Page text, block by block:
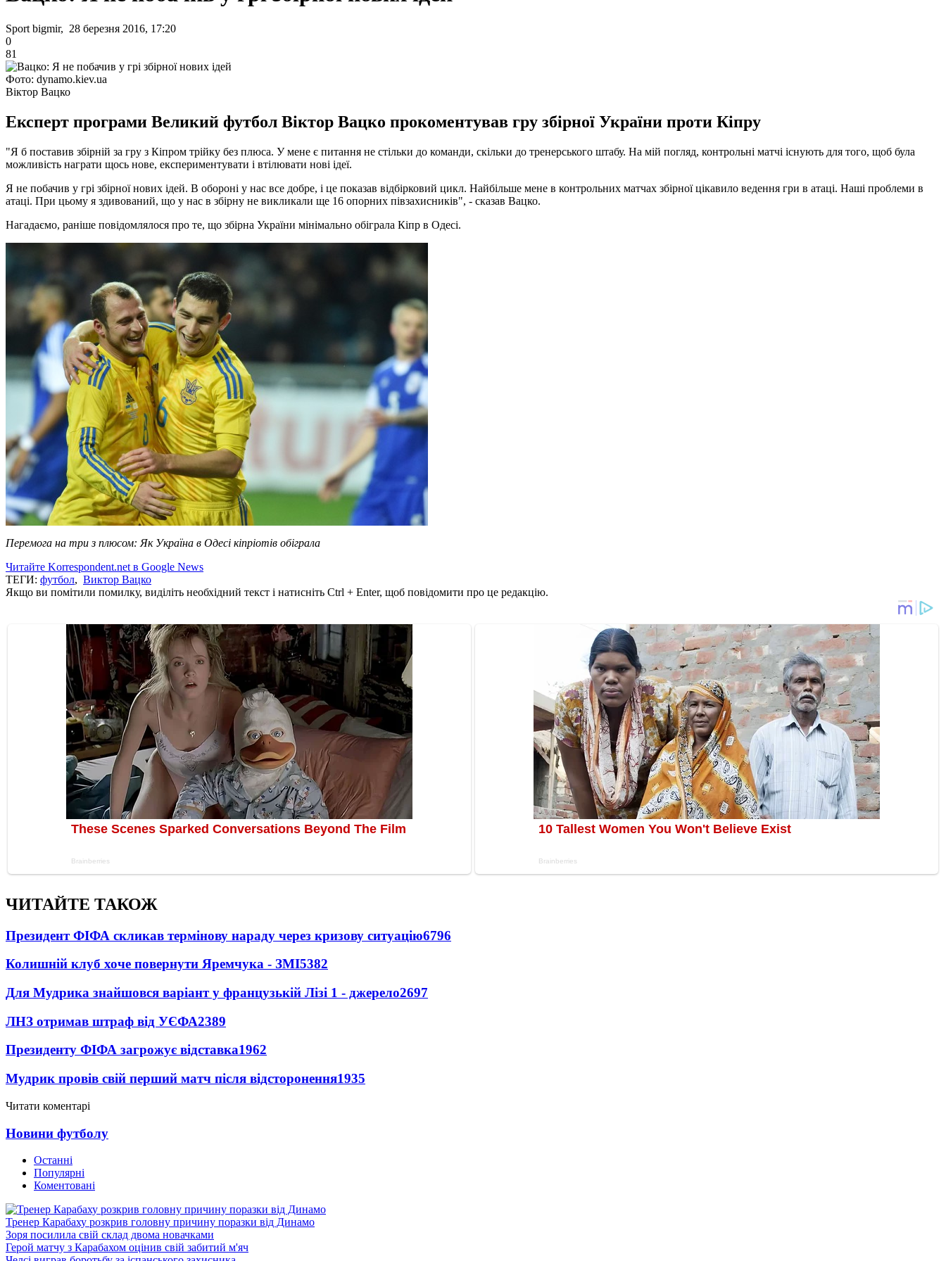
Sport bigmir, 28 березня 2016, 17:20
0
81
Фото: dynamo.kiev.ua
Віктор Вацко
Експерт програми Великий футбол Віктор Вацко прокоментував гру збірної України проти Кіпру
"Я б поставив збірній за гру з Кіпром трійку без плюса. У мене є питання не стільки до команди, скільки до тренерського штабу. На мій погляд, контрольні матчі існують для того, щоб була
можливість награти щось нове, експериментувати і втілювати нові ідеї.
Я не побачив у грі збірної нових ідей. В обороні у нас все добре, і це показав відбірковий цикл. Найбільше мене в контрольних матчах збірної цікавило ведення гри в атаці. Наші проблеми в
атаці. При цьому я здивований, що у нас в збірну не викликали ще 16 опорних півзахисників", - сказав Вацко.
Нагадаємо, раніше повідомлялося про те, що збірна України мінімально обіграла Кіпр в Одесі.
Перемога на три з плюсом: Як Україна в Одесі кіпріотів обіграла
Читайте Korrespondent.net в Google News
ТЕГИ: футбол, Виктор Вацко
Якщо ви помітили помилку, виділіть необхідний текст і натисніть Ctrl + Enter, щоб повідомити про це редакцію.
ЧИТАЙТЕ ТАКОЖ
Президент ФІФА скликав термінову нараду через кризову ситуацію6796
Колишній клуб хоче повернути Яремчука - ЗМІ5382
Для Мудрика знайшовся варіант у французькій Лізі 1 - джерело2697
ЛНЗ отримав штраф від УЄФА2389
Президенту ФІФА загрожує відставка1962
Мудрик провів свій перший матч після відсторонення1935
Читати коментарі
Новини футболу
Останні
Популярні
Коментовані
Тренер Карабаху розкрив головну причину поразки від Динамо
Зоря посилила свій склад двома новачками
Герой матчу з Карабахом оцінив свій забитий м'яч